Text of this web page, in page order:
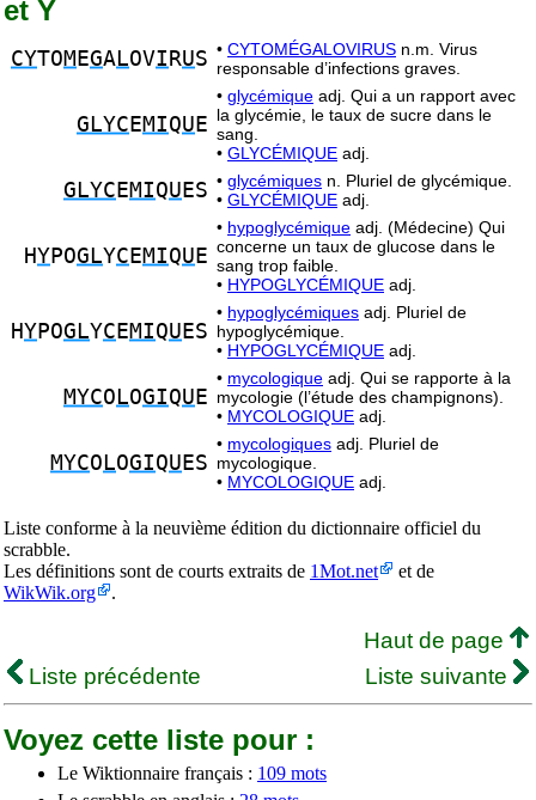
et Y
CYTOM EGALOVI RUS • CYTOMÉGALOVIRUS n.m. Virus
responsable d’infections graves.
GLYC EMIQU E
• glycémique adj. Qui a un rapport avec
la glycémie, le taux de sucre dans le
sang.
• GLYCÉMIQUE adj.
GLYC EMIQU ES • glycémiques n. Pluriel de glycémique.
• GLYCÉMIQUE adj.
HYPOGLYC EMIQU E
• hypoglycémique adj. (Médecine) Qui
concerne un taux de glucose dans le
sang trop faible.
• HYPOGLYCÉMIQUE adj.
HYPOGLYC EMIQU ES
• hypoglycémiques adj. Pluriel de
hypoglycémique.
• HYPOGLYCÉMIQUE adj.
MYCO LOGIQU E
• mycologique adj. Qui se rapporte à la
mycologie (l’étude des champignons).
• MYCOLOGIQUE adj.
MYCO LOGIQU ES
• mycologiques adj. Pluriel de
mycologique.
• MYCOLOGIQUE adj.
Liste conforme à la neuvième édition du dictionnaire officiel du
scrabble.
Les définitions sont de courts extraits de 1Mot.net
et de
WikWik.org
.
Haut de page
Liste précédente
Liste suivante
Voyez cette liste pour :
Le Wiktionnaire français : 109 mots